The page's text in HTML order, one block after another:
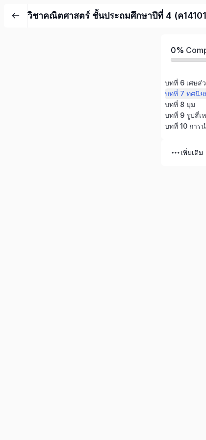
วิชาคณิตศาสตร์ ชั้นประถมศึกษาปีที่ 4 (ค
0%
บทที่ 6 เศษส่
บทที่ 7 ทศนิย
บทที่ 8 มุม
บทที่ 9 รูปสี่เ
บทที่ 10 การน
เพิ่มเติม